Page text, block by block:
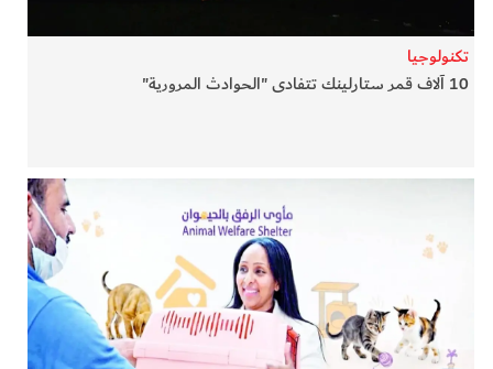
تكنولوجيا
10 آلاف قمر ستارلينك تتفادى "الحوادث المرورية"